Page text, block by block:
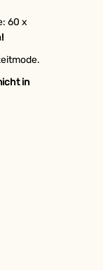
60 x
in